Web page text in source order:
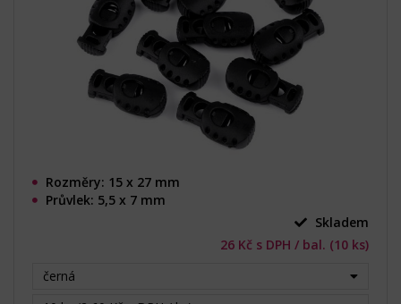
Rozměry: 15 x 27 mm
Průvlek: 5,5 x 7 mm
Skladem
26 Kč s DPH / bal. (10 ks)
černá